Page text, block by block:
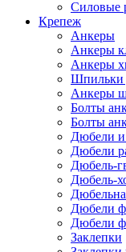
Силовые
Крепеж
Анкеры
Анкеры
Анкеры
Шпильки
Анкеры
Болты
Болты
Дюбели и
Дюбели
Дюбель-
Дюбель-
Дюбели
Дюбели
Заклепки